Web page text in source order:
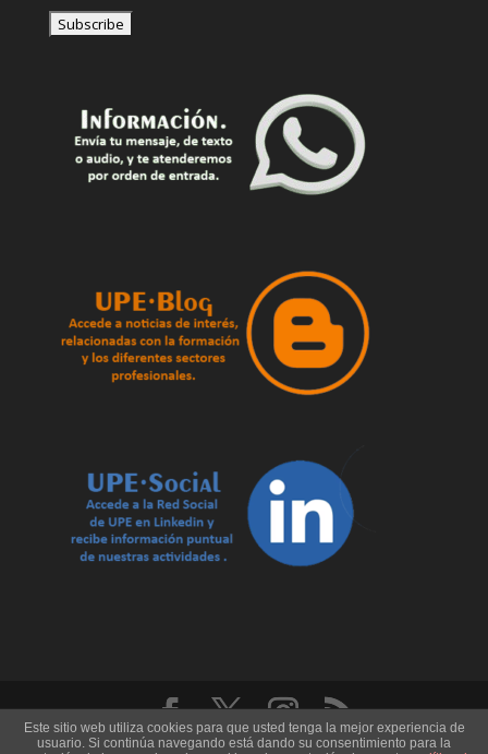
Este sitio web utiliza cookies para que usted tenga la mejor experiencia de
usuario. Si continúa navegando está dando su consentimiento para la